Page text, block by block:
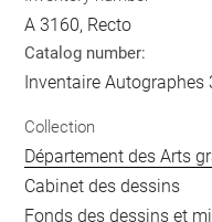
A 3160, Recto
Catalog number:
Inventaire Autographes
Collection
Département des Arts
Cabinet des dessins
Fonds des dessins et